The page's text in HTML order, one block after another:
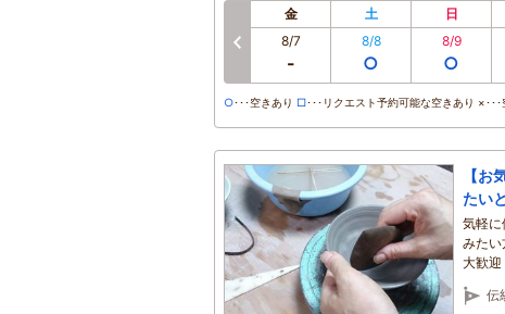
金 土 日
8/7
-
8/8
○
8/9
○
○･･･空きあり □･･･リクエスト予約可能な空きあり ×･･
【
たい
気軽に
みたい
大歓迎
伝